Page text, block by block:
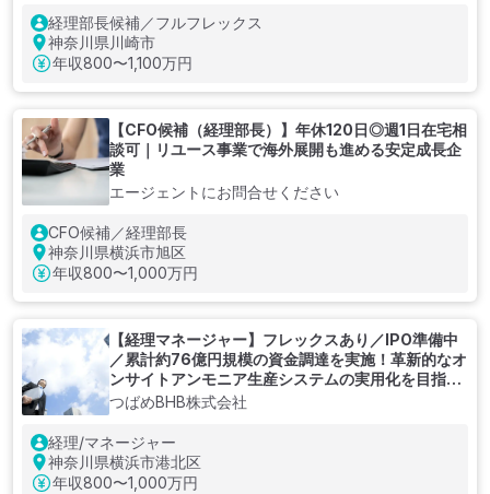
経理部長候補／フルフレックス
神奈川県川崎市
年収800〜1,100万円
【CFO候補（経理部長）】年休120日◎週1日在宅相
談可｜リユース事業で海外展開も進める安定成長企
業
エージェントにお問合せください
CFO候補／経理部長
神奈川県横浜市旭区
年収800〜1,000万円
【経理マネージャー】フレックスあり／IPO準備中
／累計約76億円規模の資金調達を実施！革新的なオ
ンサイトアンモニア生産システムの実用化を目指す
東工大発のベンチャー企業
つばめBHB株式会社
経理/マネージャー
神奈川県横浜市港北区
年収800〜1,000万円